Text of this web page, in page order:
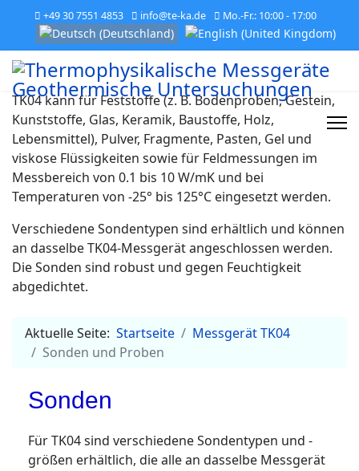
+49 30 7551 4853 info@te-ka.de Mo.-Fr.: 10:00 - 17:00
Sprache auswählen
TK04 kann für Feststoffe (z. B. Bodenproben, Gestein,
Kunststoffe, Glas, Keramik, Baustoffe, Holz,
Lebensmittel), Pulver, Fragmente, Pasten, Gel und
viskose Flüssigkeiten sowie für Feldmessungen im
Messbereich von 0.1 bis 10 W/mK und bei
Temperaturen von -25° bis 125°C eingesetzt werden.
Verschiedene Sondentypen sind erhältlich und können
an dasselbe TK04-Messgerät angeschlossen werden.
Die Sonden sind robust und gegen Feuchtigkeit
abgedichtet.
Aktuelle Seite: Startseite
Messgerät TK04
Sonden und Proben
Sonden
Für TK04 sind verschiedene Sondentypen und -
größen erhältlich, die alle an dasselbe Messgerät